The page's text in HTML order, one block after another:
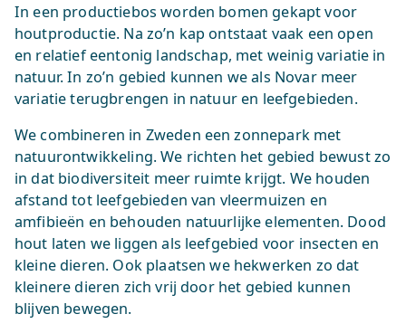
In een productiebos worden bomen gekapt voor
houtproductie. Na zo’n kap ontstaat vaak een open
en relatief eentonig landschap, met weinig variatie in
natuur. In zo’n gebied kunnen we als Novar meer
variatie terugbrengen in natuur en leefgebieden.
We combineren in Zweden een zonnepark met
natuurontwikkeling. We richten het gebied bewust zo
in dat biodiversiteit meer ruimte krijgt. We houden
afstand tot leefgebieden van vleermuizen en
amfibieën en behouden natuurlijke elementen. Dood
hout laten we liggen als leefgebied voor insecten en
kleine dieren. Ook plaatsen we hekwerken zo dat
kleinere dieren zich vrij door het gebied kunnen
blijven bewegen.